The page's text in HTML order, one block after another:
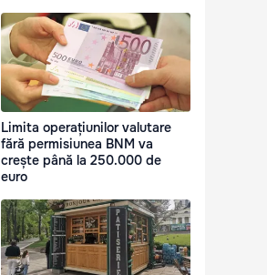
Limita operațiunilor valutare
fără permisiunea BNM va
crește până la 250.000 de
euro